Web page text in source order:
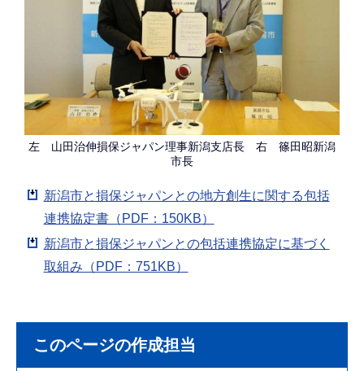
左 山田治伸損保ジャパン理事新潟支店長 右 篠田昭新潟
市長
新潟市と損保ジャパンとの地方創生に関する包括
連携協定書（PDF：150KB）
新潟市と損保ジャパンとの包括連携協定に基づく
取組み（PDF：751KB）
このページの作成担当